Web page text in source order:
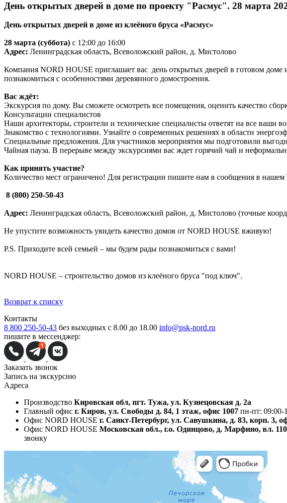
День открытых дверей в доме по проекту "Расмус". 28 марта
День открытых дверей в доме из клеёного бруса «Расмус»
28 марта (суббота) с 12:00 до 16:00
Адрес: Ленинградская область, Всеволожский район, д. Мистолово
Компания NORD HOUSE приглашает вас день открытых дверей в готовом доме
познакомиться с особенностями деревянного домостроения.
Вас ждёт:
Экскурсия по дому. Вы сможете осмотреть все помещения, оценить качество
Консультации специалистов
Наши архитекторы, строители и технические специалисты ответят на все ваши
Знакомство с технологиями. Узнайте о современных решениях в области
Специальные предложения. Для участников мероприятия мы подготовили
Чайная пауза. В перерыве между экскурсиями вас ждет горячий чай и
Как принять участие?
Количество мест ограничено! Для регистрации пишите нам в сообщения в нашем
8 (800) 250-50-43
Адрес: Ленинградская область, Всеволожский район, д. Мистолово (точные
Не упустите возможность увидеть качество домов от NORD HOUSE вживую!
P.S. Приходите всей семьей – мы будем рады познакомиться с вами!
NORD HOUSE – строительство домов из клеёного бруса "под ключ".
Возврат к списку
Контакты
8 800 250-50-43 без выходных с 8.00 до 18.00 info@psk-nord.ru
пишите в мессенджер:
Заказать звонок
Запись на экскурсию
Адреса
Производство Кировская обл, пгт. Тужа, ул. Кузнецовская д. 2а
Главный офис г. Киров, ул. Свободы д. 84, 1 этаж, офис 1007 пн-пт: 09:00-
Офис NORD HOUSE г. Санкт-Петербург, ул. Савушкина, д. 83, корп. 3,
Офис NORD HOUSE Московская обл., г.о. Одинцово, д. Марфино, вл.
звонку